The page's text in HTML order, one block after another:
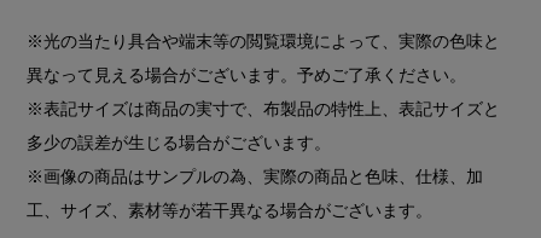
※光の当たり具合や端末等の閲覧環境によって、実際の色味と
異なって見える場合がございます。予めご了承ください。
※表記サイズは商品の実寸で、布製品の特性上、表記サイズと
多少の誤差が生じる場合がございます。
※画像の商品はサンプルの為、実際の商品と色味、仕様、加
工、サイズ、素材等が若干異なる場合がございます。